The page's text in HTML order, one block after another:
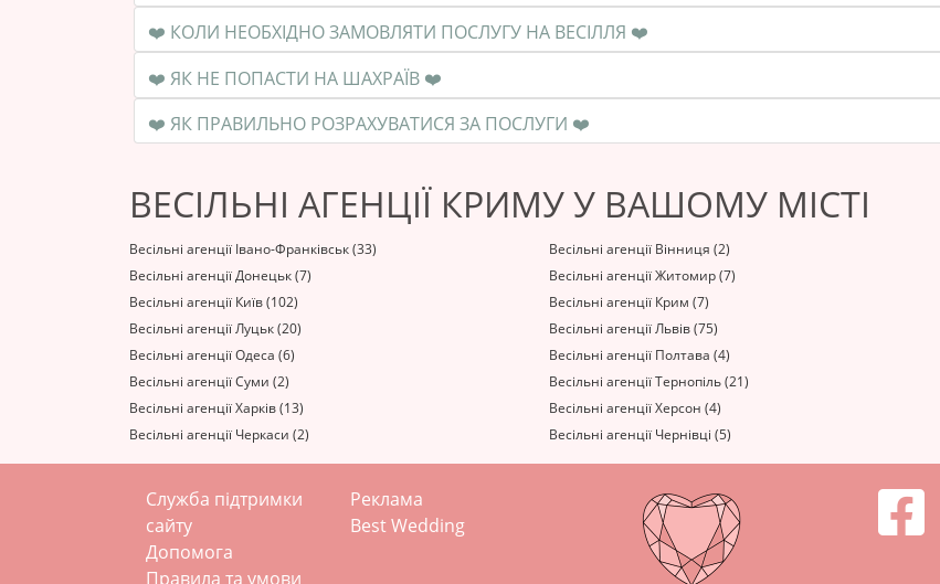
❤️ КОЛИ НЕОБХІДНО ЗАМОВЛЯТИ ПОСЛУГУ НА ВЕСІЛЛЯ ❤️
❤️ ЯК НЕ ПОПАСТИ НА ШАХРАЇВ ❤️
❤️ ЯК ПРАВИЛЬНО РОЗРАХУВАТИСЯ ЗА ПОСЛУГИ ❤️
ВЕСІЛЬНІ АГЕНЦІЇ КРИМУ У ВАШОМУ МІСТІ
Весільні агенції Івано-Франківськ (33) Весільні агенції Вінниця (2)
Весільні агенції Донецьк (7)
Весільні агенції Житомир (7)
Весільні агенції Київ (102)
Весільні агенції Крим (7)
Весільні агенції Луцьк (20)
Весільні агенції Львів (75)
Весільні агенції Одеса (6)
Весільні агенції Полтава (4)
Весільні агенції Суми (2)
Весільні агенції Тернопіль (21)
Весільні агенції Харків (13)
Весільні агенції Херсон (4)
Весільні агенції Черкаси (2)
Весільні агенції Чернівці (5)
Служба підтримки
сайту
Допомога
Правила та умови
Реклама
Best Wedding